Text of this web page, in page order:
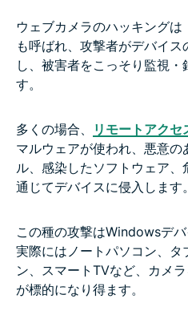
ウェブカメラのハッキング
も呼ばれ、攻撃者がデバイ
し、被害者をこっそり監視・
す。
多くの場合、 リモートアク
マルウェアが使われ、悪意の
ル、感染したソフトウェア
通じてデバイスに侵入します。
この種の攻撃はWindowsデバ
実際にはノートパソコン、タ
ン、スマートTVなど、カメ
が標的になり得ます。